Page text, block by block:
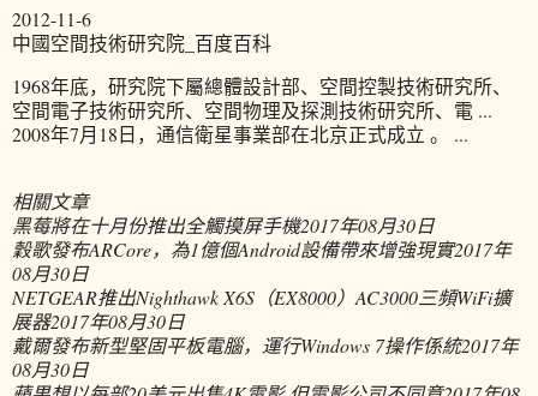
2012-11-6
中國空間技術研究院_百度百科
1968年底，研究院下屬總體設計部、空間控製技術研究所、
空間電子技術研究所、空間物理及探測技術研究所、電 ...
2008年7月18日，通信衛星事業部在北京正式成立 。 ...
相關文章
黑莓將在十月份推出全觸摸屏手機2017年08月30日
穀歌發布ARCore，為1億個Android設備帶來增強現實2017年
08月30日
NETGEAR推出Nighthawk X6S（EX8000）AC3000三頻WiFi擴
展器2017年08月30日
戴爾發布新型堅固平板電腦，運行Windows 7操作係統2017年
08月30日